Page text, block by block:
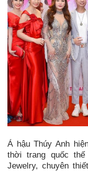
Á hậu Thúy Anh
thời trang quốc
Jewelry, chuyên